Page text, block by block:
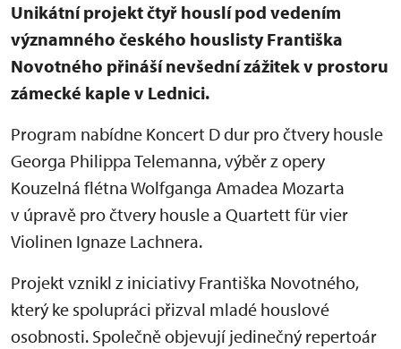
Unikátní projekt čtyř houslí pod vedením
významného českého houslisty Františka
Novotného přináší nevšední zážitek v prostoru
zámecké kaple v Lednici.
Program nabídne Koncert D dur pro čtvery housle
Georga Philippa Telemanna, výběr z opery
Kouzelná flétna Wolfganga Amadea Mozarta
v úpravě pro čtvery housle a Quartett für vier
Violinen Ignaze Lachnera.
Projekt vznikl z iniciativy Františka Novotného,
který ke spolupráci přizval mladé houslové
osobnosti. Společně objevují jedinečný repertoár